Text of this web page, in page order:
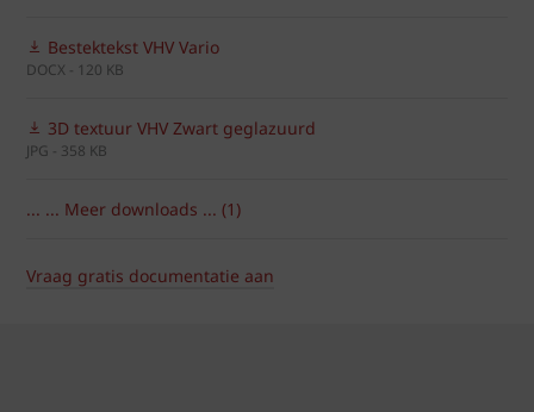
Bestektekst VHV Vario
DOCX - 120 KB
3D textuur VHV Zwart geglazuurd
JPG - 358 KB
... ... Meer downloads ... (1)
Vraag gratis documentatie aan